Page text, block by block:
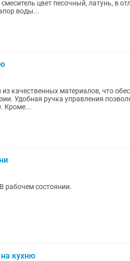
цвет песочный, латунь, в
воды...
качественных материалов, что
Удобная ручка управления
Кроме...
рабочем состоянии.
кухню